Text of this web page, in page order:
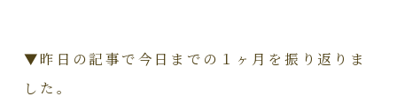
▼昨日の記事で今日までの１ヶ月を振り返りま
した。